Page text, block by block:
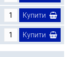
Купити
Купити